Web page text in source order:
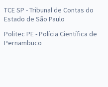
TCE SP - Tribunal de Contas do
Estado de São Paulo
Politec PE - Polícia Científica de
Pernambuco